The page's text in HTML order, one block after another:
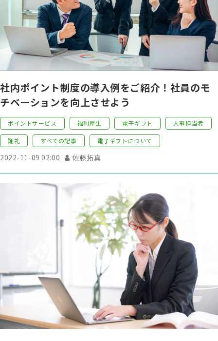
社内ポイント制度の導入例をご紹介！社員のモ
チベーションを向上させよう
ポイントサービス 福利厚生 電子ギフト 人事担当者
謝礼 すべての記事 電子ギフトについて
2022-11-09 02:00 佐藤拓真